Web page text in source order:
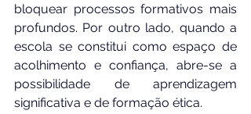
bloquear processos formativos mais
profundos. Por outro lado, quando a
escola se constitui como espaço de
acolhimento e confiança, abre-se a
possibilidade de aprendizagem
significativa e de formação ética.